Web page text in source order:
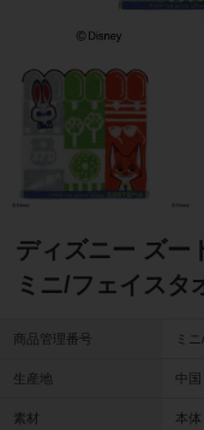
ディズニー ズー
ミニ/フェイスタ
商品管理番号 ミ
生産地 中国
素材 本